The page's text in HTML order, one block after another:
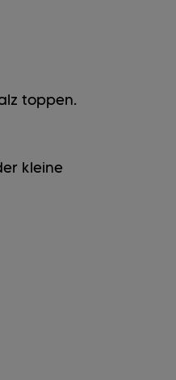
toppen.
kleine